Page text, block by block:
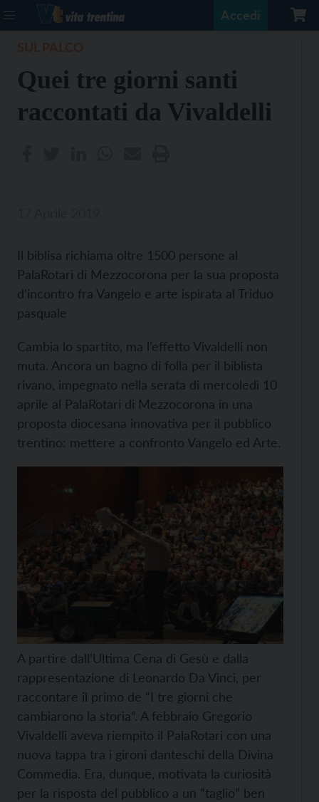
Accedi
Quei tre giorni santi
raccontati da Vivaldelli
Il biblisa richiama oltre 1500 persone al
PalaRotari di Mezzocorona per la sua proposta
d’incontro fra Vangelo e arte ispirata al Triduo
pasquale
Cambia lo spartito, ma l’effetto Vivaldelli non
muta. Ancora un bagno di folla per il biblista
rivano, impegnato nella serata di mercoledì 10
aprile al PalaRotari di Mezzocorona in una
proposta diocesana innovativa per il pubblico
trentino: mettere a confronto Vangelo ed Arte.
A partire dall’Ultima Cena di Gesù e dalla
rappresentazione di Leonardo Da Vinci, per
raccontare il primo de “I tre giorni che
cambiarono la storia”. A febbraio Gregorio
Vivaldelli aveva riempito il PalaRotari con una
nuova tappa tra i gironi danteschi della Divina
Commedia. Era, dunque, motivata la curiosità
per la risposta del pubblico a un “taglio” ben